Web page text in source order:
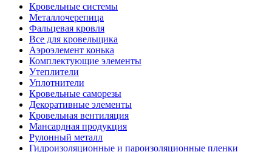
Кровельные системы
Металлочерепица
Фальцевая кровля
Все для кровельщика
Аэроэлемент конька
Комплектующие элементы
Утеплители
Уплотнители
Кровельные саморезы
Декоративные элементы
Кровельная вентиляция
Мансардная продукция
Рулонный металл
Гидроизоляционные и пароизоляционные пленки